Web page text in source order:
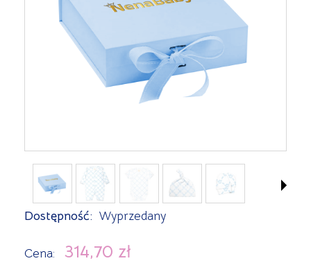
Dostępność: Wyprzedany
Cena: 314,70 zł